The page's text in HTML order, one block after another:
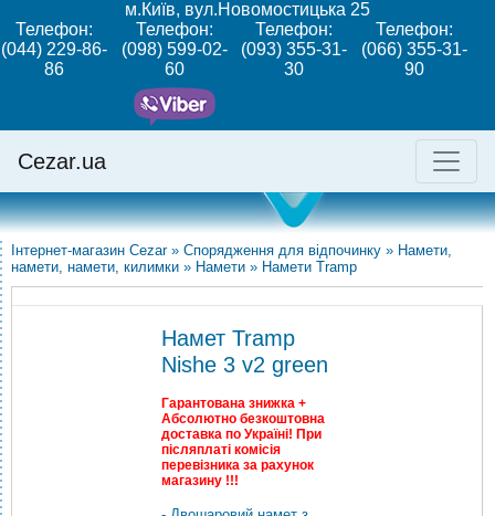
м.Київ, вул.Новомостицька 25
Телефон:
(044) 229-86-
86
Телефон:
(098) 599-02-
60
Телефон:
(093) 355-31-
30
Телефон:
(066) 355-31-
90
Cezar.ua
Інтернет-магазин Cezar » Спорядження для відпочинку » Намети,
намети, намети, килимки » Намети » Намети Tramp
Намет Tramp
Nishe 3 v2 green
Гарантована знижка +
Абсолютно безкоштовна
доставка по Україні! При
післяплаті комісія
перевізника за рахунок
магазину !!!